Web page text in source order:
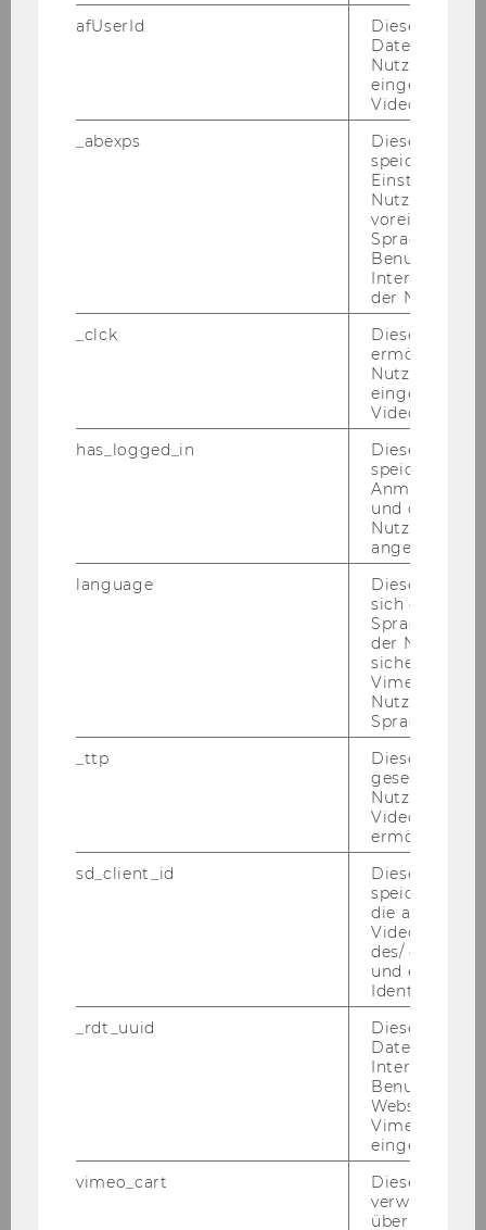
time have on men's uptake of
unpaid work and why do gender
Social capital of Afghan and
Syrian refugees in Austria a
gender-sensitive analysis
Kohlenberger, Judith; Schneider,
Ulrike
Ecuador's citizens' revolution:
powered by oil extraction?
regulationist perspectives on the
(neo)extractivist mode of
Lang, MiriamNovy, Andreas
Not for sale a social ecological
economics perspective on
cooperative housing as a
transformative social innovation
Environmental protection in
European trade agreements
Madner, Verena
Visions of peace negotiation,
compromise, and synthesis in the
Colombian conflict and the 2012-
Strategic selectivity in the CETA
Conceptualizing power in the
afUserId
Dieses
Daten von
Videos
_abexps
Dieses Cookie
speichert
Nutzer*in, zB.
Sprache,
der Nutzer*in
_clck
Dieses Cookie
ermöglicht
Nutzung des
Video Players
has_logged_in
Dieses Cookie
speichert
und ob sich
Nutzer*in
angemeldet
language
Dieses
sich die
der
Vimeo in der
Nutzer
Sprache
_ttp
Dieser
gesetzt, um
Nutzung des
Videoplayers
ermöglichen
sd_client_id
Dieses Cookie
speichert
die aktuellen
des/ der
und einen
_rdt_uuid
Dieses
Daten über
Interaktionen
Websites, auf
Vimeo-Video
eingebettet
vimeo_cart
Dieses
verwendet,
überprüfen,